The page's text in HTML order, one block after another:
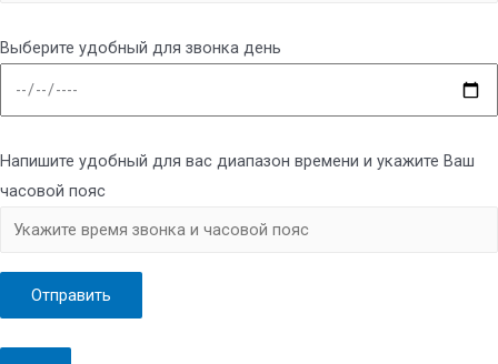
Выберите удобный для звонка день
Напишите удобный для вас диапазон времени и укажите Ваш
часовой пояс